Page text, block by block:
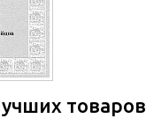
товаров